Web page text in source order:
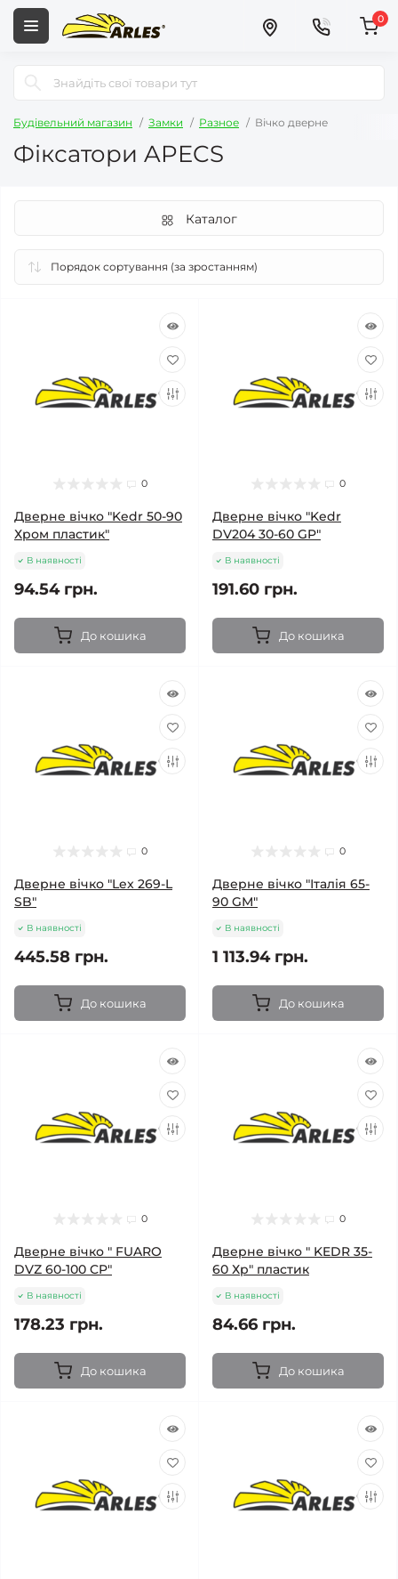
0
Будівельний магазин Замки Разное Вічко дверне
Фіксатори APECS
Каталог
0
Дверне вічко "Kedr 50-90
Хром пластик"
В наявності
94.54 грн.
До кошика
0
Дверне вічко "Kedr
DV204 30-60 GP"
В наявності
191.60 грн.
До кошика
0
Дверне вічко "Lex 269-L
SB"
В наявності
445.58 грн.
До кошика
0
Дверне вічко "Італія 65-
90 GМ"
В наявності
1 113.94 грн.
До кошика
0
Дверне вічко " FUARO
DVZ 60-100 CP"
В наявності
178.23 грн.
До кошика
0
Дверне вічко " KEDR 35-
60 Хр" пластик
В наявності
84.66 грн.
До кошика